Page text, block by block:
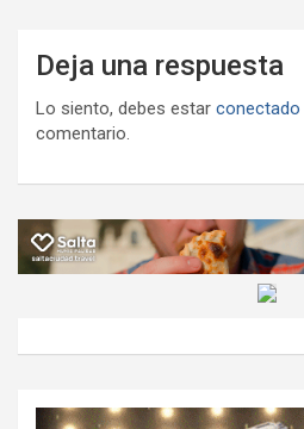
Deja una respuesta
Lo siento, debes estar conectado
comentario.